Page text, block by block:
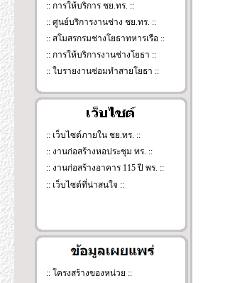
:: การให้บริการ ชย.ทร. ::
:: ศูนย์บริการงานช่าง ชย.ทร. ::
:: สโมสรกรมช่างโยธาทหารเรือ ::
:: การให้บริการงานช่างโยธา ::
:: ใบรายงานซ่อมทำสายโยธา ::
:: เว็บไซต์ภายใน ชย.ทร. ::
:: งานก่อสร้างหอประชุม ทร. ::
:: งานก่อสร้างอาคาร 115 ปี พร. ::
:: เว็บไซต์ที่น่าสนใจ ::
:: โครงสร้างของหน่วย ::